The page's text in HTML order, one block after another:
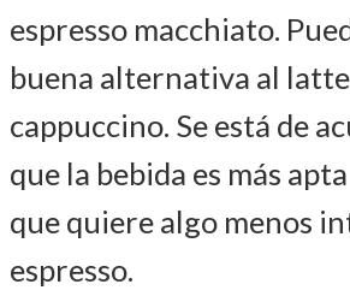
espresso macchiato.
buena alternativa al
cappuccino. Se está de
que la bebida es más
que quiere algo menos
espresso.